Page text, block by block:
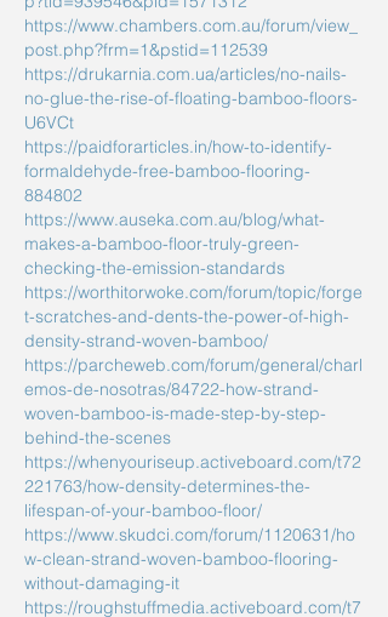
https://www.chambers.com.au/forum/view_
post.php?frm=1&pstid=112539
https://drukarnia.com.ua/articles/no-nails-
no-glue-the-rise-of-floating-bamboo-floors-
U6VCt
https://paidforarticles.in/how-to-identify-
formaldehyde-free-bamboo-flooring-
884802
https://www.auseka.com.au/blog/what-
makes-a-bamboo-floor-truly-green-
checking-the-emission-standards
https://worthitorwoke.com/forum/topic/forge
t-scratches-and-dents-the-power-of-high-
density-strand-woven-bamboo/
https://parcheweb.com/forum/general/charl
emos-de-nosotras/84722-how-strand-
woven-bamboo-is-made-step-by-step-
behind-the-scenes
https://whenyouriseup.activeboard.com/t72
221763/how-density-determines-the-
lifespan-of-your-bamboo-floor/
https://www.skudci.com/forum/1120631/ho
w-clean-strand-woven-bamboo-flooring-
without-damaging-it
https://roughstuffmedia.activeboard.com/t7